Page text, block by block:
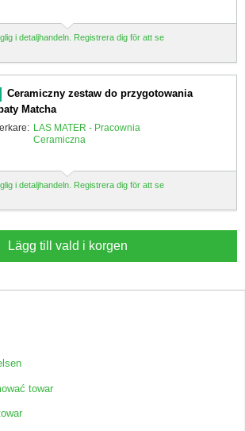
i detaljhandeln. Registrera dig för att se
Ceramiczny zestaw do przygotowania
Matcha
LAS MATER - Pracownia
Ceramiczna
i detaljhandeln. Registrera dig för att se
Lägg till vald i korgen
towar